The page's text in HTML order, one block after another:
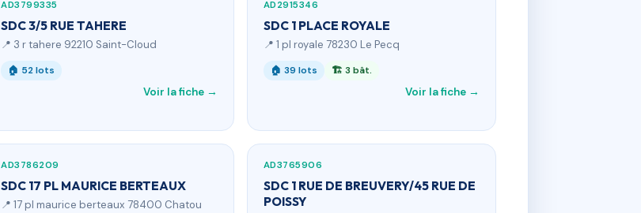
AD3799335
SDC 3/5 RUE TAHERE
📍 3 r tahere 92210 Saint-Cloud
🏠 52 lots
Voir la fiche →
AD2915346
SDC 1 PLACE ROYALE
📍 1 pl royale 78230 Le Pecq
🏠 39 lots 🏗 3 bât.
Voir la fiche →
AD3786209
SDC 17 PL MAURICE BERTEAUX
📍 17 pl maurice berteaux 78400 Chatou
AD3765906
SDC 1 RUE DE BREUVERY/45 RUE DE
POISSY